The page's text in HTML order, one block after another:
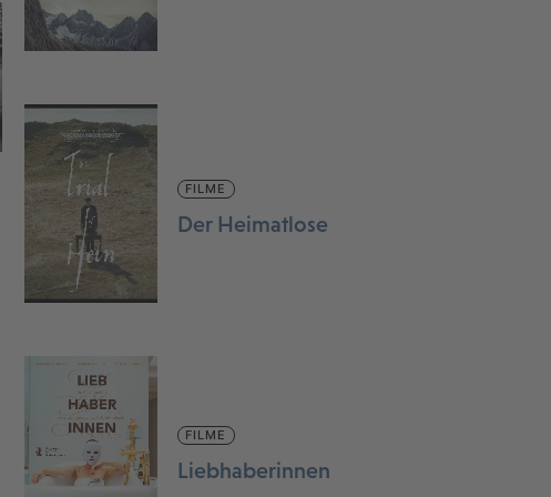
FILME
Der Heimatlose
FILME
Liebhaberinnen